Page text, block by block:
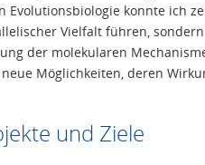
Evolutionsbiologie konnte ich
Vielfalt führen,
der molekularen
Möglichkeiten, deren
und Ziele